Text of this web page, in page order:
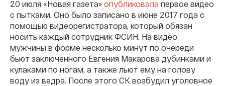
20 июля «Новая газета» опубликовала первое видео
с пытками. Оно было записано в июне 2017 года с
помощью видеорегистратора, который обязан
носить каждый сотрудник ФСИН. На видео
мужчины в форме несколько минут по очереди
бьют заключенного Евгения Макарова дубинками и
кулаками по ногам, а также льют ему на голову
воду из ведра. После этого СК возбудил уголовное